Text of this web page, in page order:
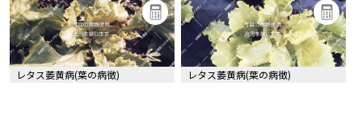
レタス萎黄病(葉の病徴) レタス萎黄病(葉の病徴)